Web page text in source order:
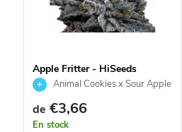
Apple Fritter - HiSeeds
Animal Cookies x Sour Apple
de €3,66
En stock